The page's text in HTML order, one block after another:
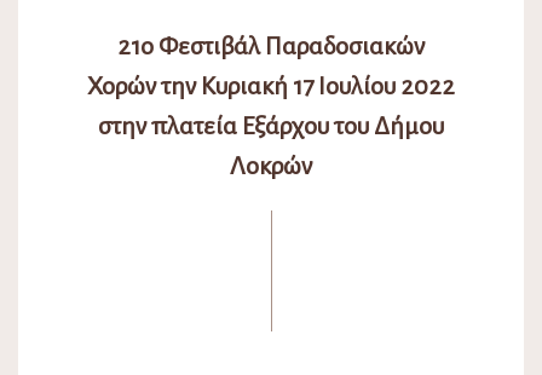
21ο Φεστιβάλ Παραδοσιακών
Χορών την Κυριακή 17 Ιουλίου 2022
στην πλατεία Εξάρχου του Δήμου
Λοκρών